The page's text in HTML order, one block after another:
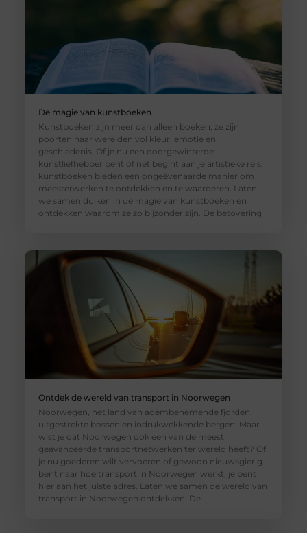
De magie van kunstboeken
Kunstboeken zijn meer dan alleen boeken; ze zijn
poorten naar werelden vol kleur, emotie en
geschiedenis. Of je nu een doorgewinterde
kunstliefhebber bent of net begint aan je artistieke reis,
kunstboeken bieden een ongeëvenaarde manier om
meesterwerken te ontdekken en te waarderen. Laten
we samen duiken in de magie van kunstboeken en
ontdekken waarom ze zo bijzonder zijn. De betovering
Ontdek de wereld van transport in Noorwegen
Noorwegen, het land van adembenemende fjorden,
uitgestrekte bossen en indrukwekkende bergen. Maar
wist je dat Noorwegen ook een van de meest
geavanceerde transportnetwerken ter wereld heeft? Of
je nu goederen wilt vervoeren of gewoon nieuwsgierig
bent naar hoe transport in Noorwegen werkt, je bent
hier aan het juiste adres. Laten we samen de wereld van
transport in Noorwegen ontdekken! De